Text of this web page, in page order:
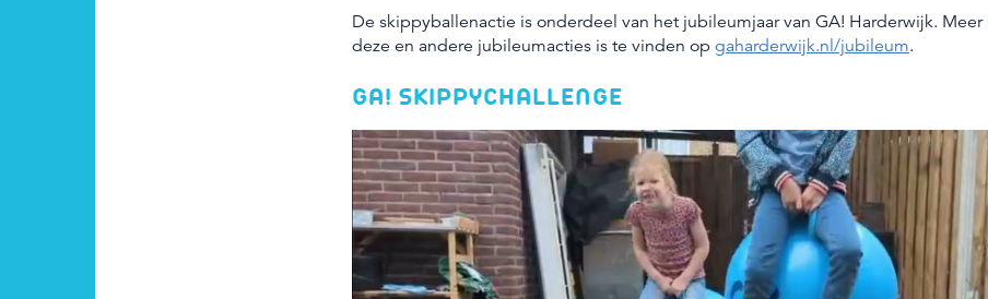
De skippyballenactie is onderdeel van het jubileumjaar van GA! Harderwijk.
deze en andere jubileumacties is te vinden op gaharderwijk.nl/jubileum.
GA! SKIPPYCHALLENGE